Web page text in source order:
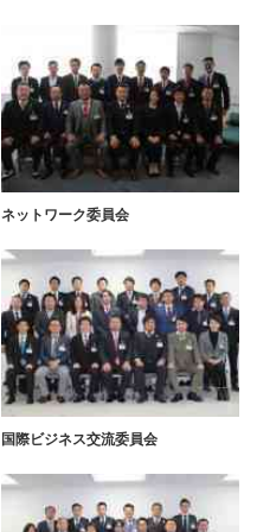
ネットワーク委員会
国際ビジネス交流委員会